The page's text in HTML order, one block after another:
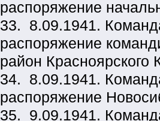
распоряжение
33. 8.09.1941.
распоряжение
район
34. 8.09.1941.
распоряжение
35. 9.09.1941.